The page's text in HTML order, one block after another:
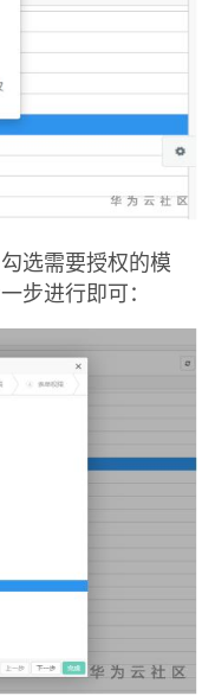
选需要授权的模
步进行即可：